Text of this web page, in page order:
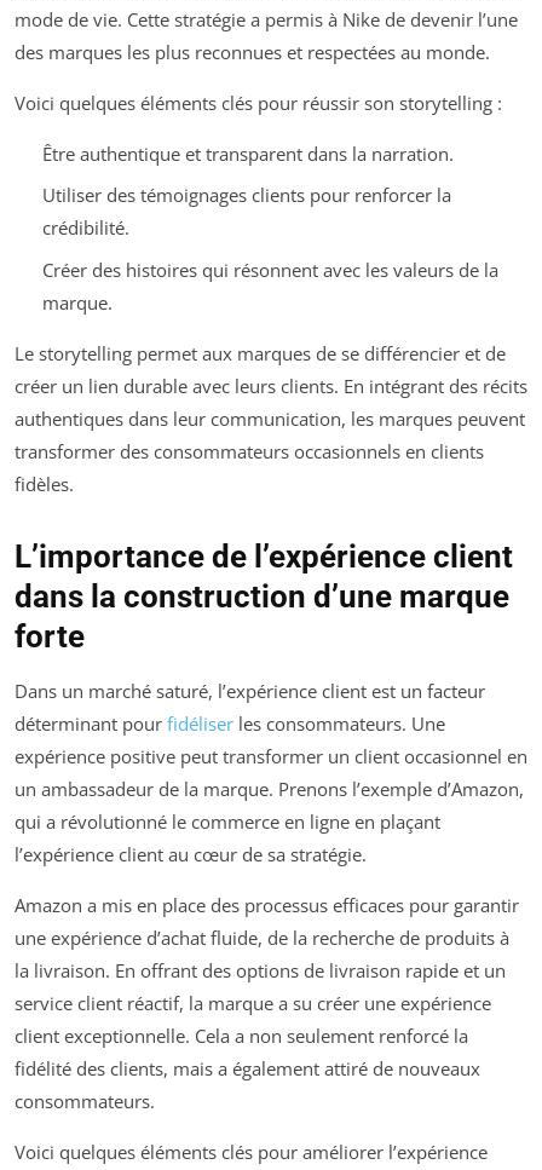
mode de vie. Cette stratégie a permis à Nike de devenir l’une
des marques les plus reconnues et respectées au monde.
Voici quelques éléments clés pour réussir son storytelling :
Être authentique et transparent dans la narration.
Utiliser des témoignages clients pour renforcer la
crédibilité.
Créer des histoires qui résonnent avec les valeurs de la
marque.
Le storytelling permet aux marques de se différencier et de
créer un lien durable avec leurs clients. En intégrant des récits
authentiques dans leur communication, les marques peuvent
transformer des consommateurs occasionnels en clients
fidèles.
L’importance de l’expérience client
dans la construction d’une marque
forte
Dans un marché saturé, l’expérience client est un facteur
déterminant pour fidéliser les consommateurs. Une
expérience positive peut transformer un client occasionnel en
un ambassadeur de la marque. Prenons l’exemple d’Amazon,
qui a révolutionné le commerce en ligne en plaçant
l’expérience client au cœur de sa stratégie.
Amazon a mis en place des processus efficaces pour garantir
une expérience d’achat fluide, de la recherche de produits à
la livraison. En offrant des options de livraison rapide et un
service client réactif, la marque a su créer une expérience
client exceptionnelle. Cela a non seulement renforcé la
fidélité des clients, mais a également attiré de nouveaux
consommateurs.
Voici quelques éléments clés pour améliorer l’expérience